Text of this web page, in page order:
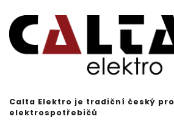
Calta Elektro je tradiční český
elektrospotřebičů